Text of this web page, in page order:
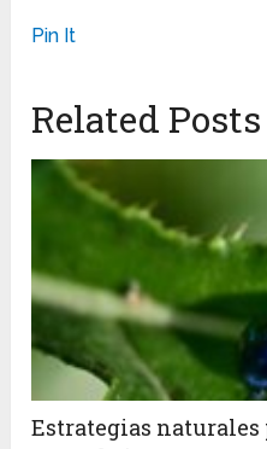
Pin It
Related Posts
Estrategias